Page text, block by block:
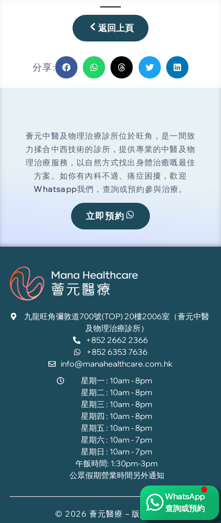
WhatsApp
查詢或預約
返回上頁
分享:
薈元中醫及物理治療診所位於旺角，是一間致
力揉合中西技術的診所，提供專業的中醫及物
理治療服務，以自然方式找出身體治癒嘅最佳
方案。如你有內科不適、痛症困擾，歡迎
Whatsapp我們，查詢或預約參與治療。
立即預約
九龍旺角彌敦道700號(TOP) 20樓2006室（薈元中醫
及物理治療診所）
+852 2662 2366
+852 6353 7636
info@manahealthcare.com.hk
星期一 : 10am - 8pm
星期二 : 10am - 8pm
星期三 : 10am - 8pm
星期四 : 10am - 8pm
星期五 : 10am - 8pm
星期六 : 10am - 7pm
星期日 : 10am - 7pm
午飯時間: 1:30pm-3pm
公眾假期營業時間另外通知
© 2026 薈元醫療 – 版權所有